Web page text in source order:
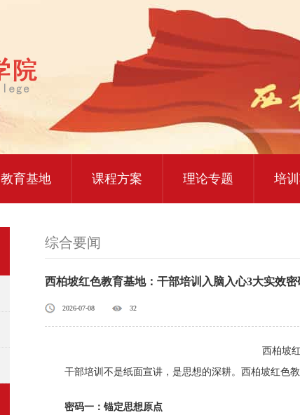
教育基地 课程方案 理论专题 培
大
红
综合要闻
西柏坡红色教育基地：干部培训入脑入心3大实效密
2026-07-08 32
西柏坡
干部培训不是纸面宣讲，是思想的深耕。西柏坡红色
密码一：锚定思想原点